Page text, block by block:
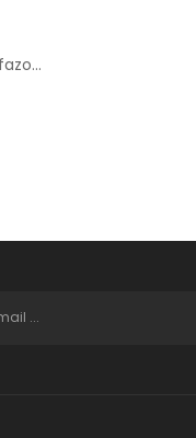
Agregat prądotwórczy trójfazowy Altrad Belle ABGT7700